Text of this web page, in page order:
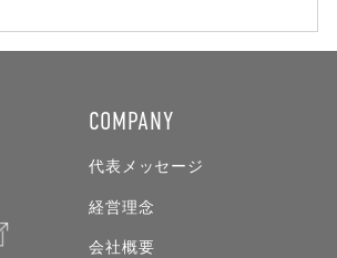
COMPANY
代表メッセージ
経営理念
会社概要